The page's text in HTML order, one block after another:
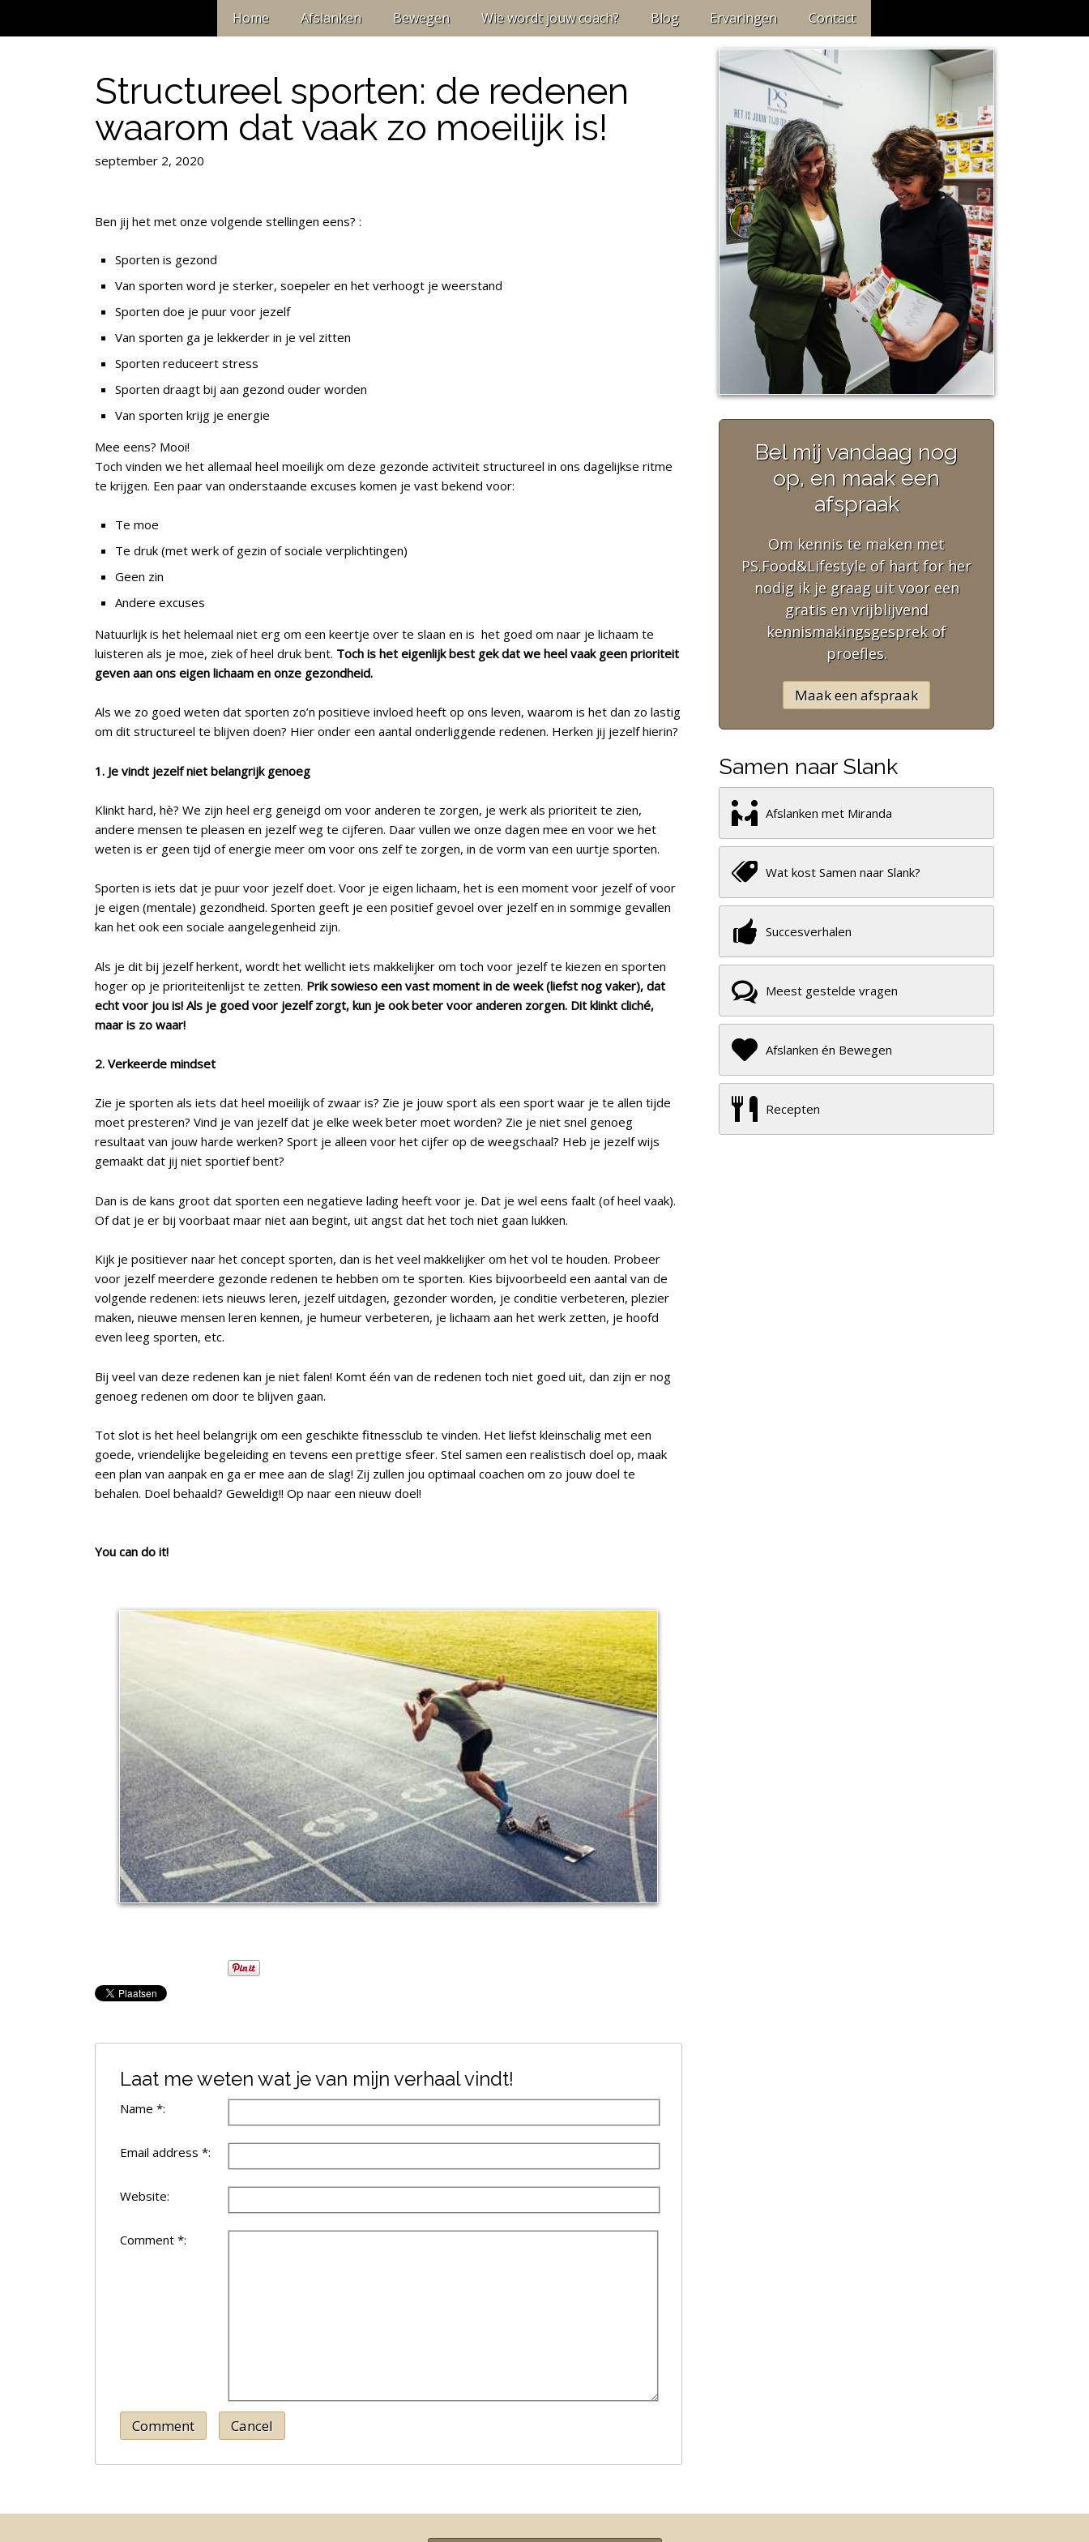
Home Afslanken Bewegen Wie wordt jouw coach? Blog Ervaringen Contact
Structureel sporten: de redenen
waarom dat vaak zo moeilijk is!
september 2, 2020
Ben jij het met onze volgende stellingen eens? :
Sporten is gezond
Van sporten word je sterker, soepeler en het verhoogt je weerstand
Sporten doe je puur voor jezelf
Van sporten ga je lekkerder in je vel zitten
Sporten reduceert stress
Sporten draagt bij aan gezond ouder worden
Van sporten krijg je energie
Mee eens? Mooi!
Toch vinden we het allemaal heel moeilijk om deze gezonde activiteit structureel in ons dagelijkse ritme
te krijgen. Een paar van onderstaande excuses komen je vast bekend voor:
Te moe
Te druk (met werk of gezin of sociale verplichtingen)
Geen zin
Andere excuses
Natuurlijk is het helemaal niet erg om een keertje over te slaan en is het goed om naar je lichaam te
luisteren als je moe, ziek of heel druk bent. Toch is het eigenlijk best gek dat we heel vaak geen prioriteit
geven aan ons eigen lichaam en onze gezondheid.
Als we zo goed weten dat sporten zo’n positieve invloed heeft op ons leven, waarom is het dan zo lastig
om dit structureel te blijven doen? Hier onder een aantal onderliggende redenen. Herken jij jezelf hierin?
1. Je vindt jezelf niet belangrijk genoeg
Klinkt hard, hè? We zijn heel erg geneigd om voor anderen te zorgen, je werk als prioriteit te zien,
andere mensen te pleasen en jezelf weg te cijferen. Daar vullen we onze dagen mee en voor we het
weten is er geen tijd of energie meer om voor ons zelf te zorgen, in de vorm van een uurtje sporten.
Sporten is iets dat je puur voor jezelf doet. Voor je eigen lichaam, het is een moment voor jezelf of voor
je eigen (mentale) gezondheid. Sporten geeft je een positief gevoel over jezelf en in sommige gevallen
kan het ook een sociale aangelegenheid zijn.
Als je dit bij jezelf herkent, wordt het wellicht iets makkelijker om toch voor jezelf te kiezen en sporten
hoger op je prioriteitenlijst te zetten. Prik sowieso een vast moment in de week (liefst nog vaker), dat
echt voor jou is! Als je goed voor jezelf zorgt, kun je ook beter voor anderen zorgen. Dit klinkt cliché,
maar is zo waar!
2. Verkeerde mindset
Zie je sporten als iets dat heel moeilijk of zwaar is? Zie je jouw sport als een sport waar je te allen tijde
moet presteren? Vind je van jezelf dat je elke week beter moet worden? Zie je niet snel genoeg
resultaat van jouw harde werken? Sport je alleen voor het cijfer op de weegschaal? Heb je jezelf wijs
gemaakt dat jij niet sportief bent?
Dan is de kans groot dat sporten een negatieve lading heeft voor je. Dat je wel eens faalt (of heel vaak).
Of dat je er bij voorbaat maar niet aan begint, uit angst dat het toch niet gaan lukken.
Kijk je positiever naar het concept sporten, dan is het veel makkelijker om het vol te houden. Probeer
voor jezelf meerdere gezonde redenen te hebben om te sporten. Kies bijvoorbeeld een aantal van de
volgende redenen: iets nieuws leren, jezelf uitdagen, gezonder worden, je conditie verbeteren, plezier
maken, nieuwe mensen leren kennen, je humeur verbeteren, je lichaam aan het werk zetten, je hoofd
even leeg sporten, etc.
Bij veel van deze redenen kan je niet falen! Komt één van de redenen toch niet goed uit, dan zijn er nog
genoeg redenen om door te blijven gaan.
Tot slot is het heel belangrijk om een geschikte fitnessclub te vinden. Het liefst kleinschalig met een
goede, vriendelijke begeleiding en tevens een prettige sfeer. Stel samen een realistisch doel op, maak
een plan van aanpak en ga er mee aan de slag! Zij zullen jou optimaal coachen om zo jouw doel te
behalen. Doel behaald? Geweldig!! Op naar een nieuw doel!
You can do it!
Laat me weten wat je van mijn verhaal vindt!
Name *:
Email address *:
Website:
Comment *:
Comment Cancel
Bel mij vandaag nog
op, en maak een
afspraak
Om kennis te maken met
PS.Food&Lifestyle of hart for her
nodig ik je graag uit voor een
gratis en vrijblijvend
kennismakingsgesprek of
proefles.
Maak een afspraak
Samen naar Slank
Afslanken met Miranda
Wat kost Samen naar Slank?
Succesverhalen
Meest gestelde vragen
Afslanken én Bewegen
Recepten